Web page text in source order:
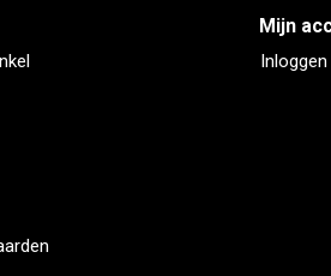
Mijn
Inloggen